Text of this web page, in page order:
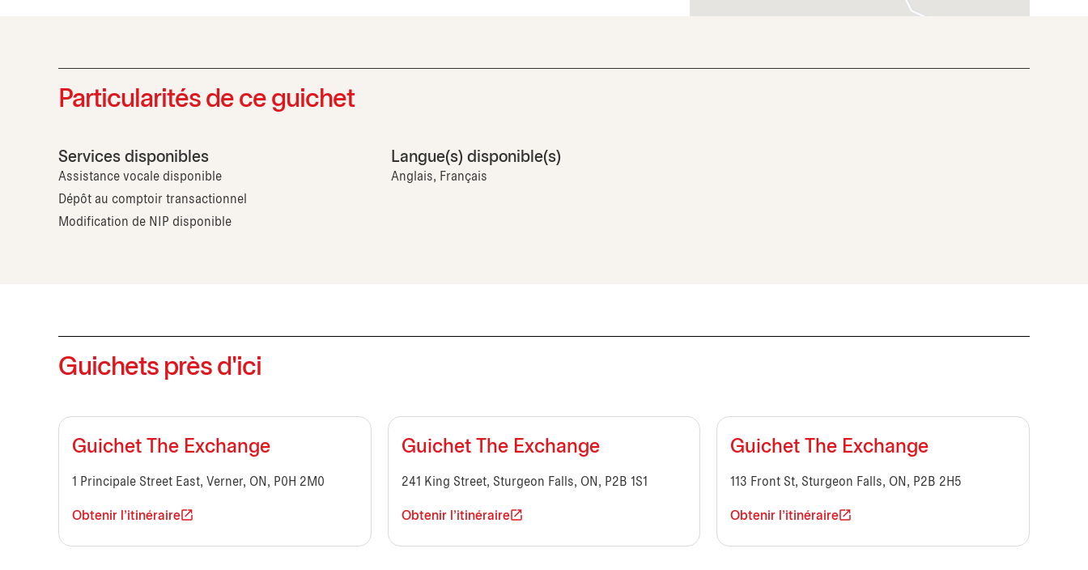
Particularités de ce guichet
Services disponibles
Assistance vocale disponible
Dépôt au comptoir transactionnel
Modification de NIP disponible
Langue(s) disponible(s)
Anglais, Français
Guichets près d'ici
Guichet The Exchange
1 Principale Street East, Verner, ON, P0H 2M0
Obtenir l'itinéraire
Guichet The Exchange
241 King Street, Sturgeon Falls, ON, P2B 1S1
Obtenir l'itinéraire
Guichet The Exchange
113 Front St, Sturgeon Falls, ON, P2B 2H5
Obtenir l'itinéraire